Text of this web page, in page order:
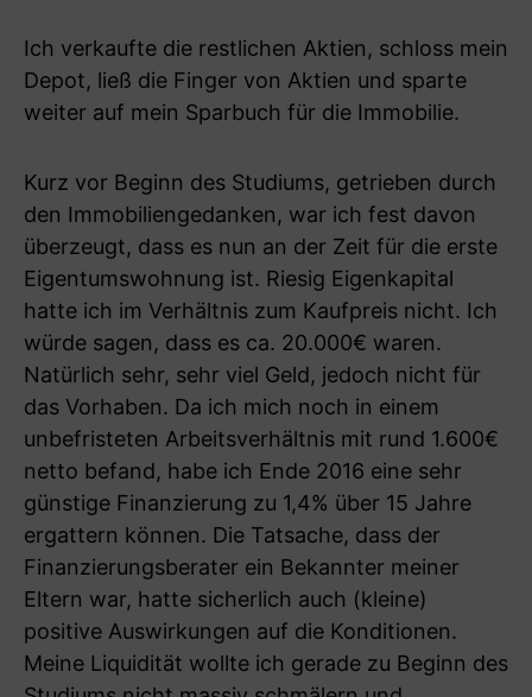
Ich verkaufte die restlichen Aktien, schloss mein
Depot, ließ die Finger von Aktien und sparte
weiter auf mein Sparbuch für die Immobilie.
Kurz vor Beginn des Studiums, getrieben durch
den Immobiliengedanken, war ich fest davon
überzeugt, dass es nun an der Zeit für die erste
Eigentumswohnung ist. Riesig Eigenkapital
hatte ich im Verhältnis zum Kaufpreis nicht. Ich
würde sagen, dass es ca. 20.000€ waren.
Natürlich sehr, sehr viel Geld, jedoch nicht für
das Vorhaben. Da ich mich noch in einem
unbefristeten Arbeitsverhältnis mit rund 1.600€
netto befand, habe ich Ende 2016 eine sehr
günstige Finanzierung zu 1,4% über 15 Jahre
ergattern können. Die Tatsache, dass der
Finanzierungsberater ein Bekannter meiner
Eltern war, hatte sicherlich auch (kleine)
positive Auswirkungen auf die Konditionen.
Meine Liquidität wollte ich gerade zu Beginn des